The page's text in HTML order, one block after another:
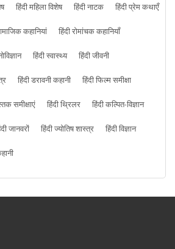
हिंदी महिला विशेष हिंदी नाटक
हिंदी प्रेम कथाएँ
कहानियां
हिंदी रोमांचक कहानियाँ
हिंदी स्वास्थ्य
हिंदी जीवनी
हिंदी डरावनी कहानी
हिंदी फिल्म समीक्षा
समीक्षाएं हिंदी थ्रिलर
हिंदी कल्पित-विज्ञान
जानवरों हिंदी ज्योतिष शास्त्र
हिंदी विज्ञान